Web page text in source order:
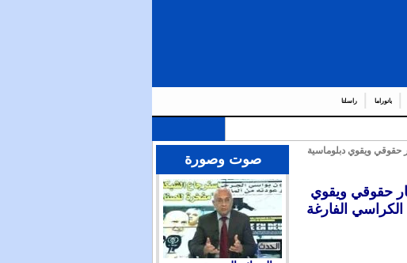
بانوراما راسلنا
حقوقي ويقوي دبلوماسية
حقوقي ويقوي
الفارغة
صوت وصورة